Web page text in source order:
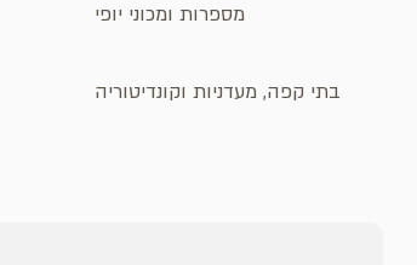
מספרות ומכוני יופי
בתי קפה, מעדניות וקונדיטוריה